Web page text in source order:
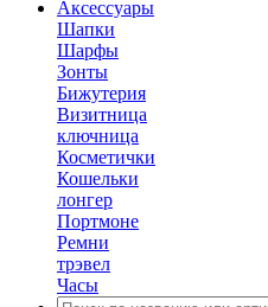
Аксессуары
Шапки
Шарфы
Зонты
Бижутерия
Визитница
ключница
Косметички
Кошельки
лонгер
Портмоне
Ремни
трэвел
Часы